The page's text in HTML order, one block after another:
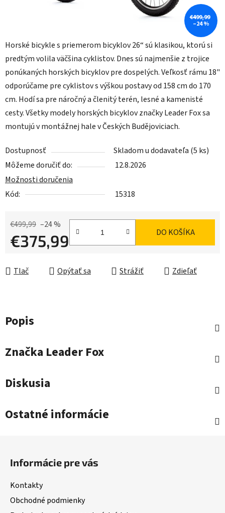
Horské bicykle s priemerom bicyklov 26“ sú klasikou, ktorú si
predtým volila väčšina cyklistov. Dnes sú najmenšie z trojice
ponúkaných horských bicyklov pre dospelých. Veľkosť rámu 18"
odporúčame pre cyklistov s výškou postavy od 158 cm do 170
cm. Hodí sa pre náročný a členitý terén, lesné a kamenisté
cesty. Všetky modely horských bicyklov značky Leader Fox sa
montujú v montážnej hale v Českých Budějoviciach.
Dostupnosť Skladom u dodavateľa (5 ks)
Môžeme doručiť do:
12.8.2026
Možnosti doručenia
Kód:
15318
€499,99 –24 %
€375,99 DO KOŠÍKA
Tlač Opýtať sa Strážiť Zdieľať
€499,99
–24 %
Popis
Značka Leader Fox
Diskusia
Ostatné informácie
Informácie pre vás
Kontakty
Obchodné podmienky